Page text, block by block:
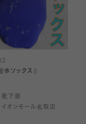
水ソックス💧
靴下屋
イオンモール名取店